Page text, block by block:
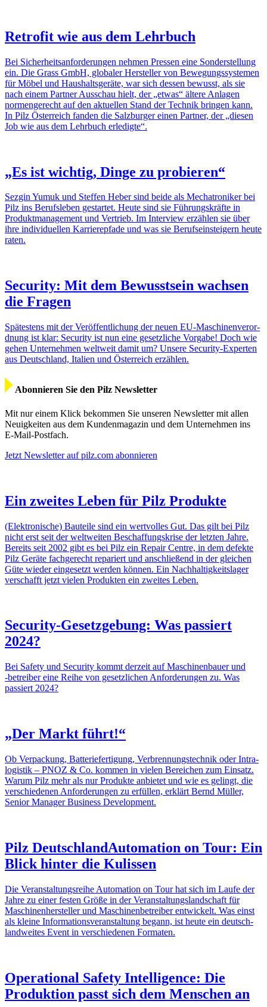
Retrofit wie aus dem Lehr­buch
Bei Sicher­heits­an­for­de­rungen nehmen Pressen eine Sonder­stel­lung
ein. Die Grass GmbH, globaler Hersteller von Bewe­gungs­sys­temen
für Möbel und Haus­halts­ge­räte, war sich dessen bewusst, als sie
nach einem Partner Ausschau hielt, der „etwas“ ältere Anlagen
normen­ge­recht auf den aktu­ellen Stand der Technik bringen kann.
In Pilz Öster­reich fanden die Salz­burger einen Partner, der „diesen
Job wie aus dem Lehr­buch erle­digte“.
„Es ist wichtig, Dinge zu probieren“
Sezgin Yumuk und Steffen Heber sind beide als Mecha­tro­niker bei
Pilz ins Berufs­leben gestartet. Heute sind sie Führungs­kräfte in
Produkt­ma­nage­ment und Vertrieb. Im Inter­view erzählen sie über
ihre indi­vi­du­ellen Karrie­re­pfade und was sie Berufs­ein­stei­gern heute
raten.
Security: Mit dem Bewusst­sein wachsen
die Fragen
Spätes­tens mit der Veröf­fent­li­chung der neuen EU-Maschi­­nen­­ver­­or­
d­­nung ist klar: Security ist nun eine gesetz­liche Vorgabe! Doch wie
gehen Unter­nehmen welt­weit damit um? Unsere Security-Experten
aus Deutsch­land, Italien und Öster­reich erzählen.
Abon­nieren Sie den Pilz News­letter
Mit nur einem Klick bekommen Sie unseren News­letter mit allen
Neuig­keiten aus dem Kunden­ma­gazin und dem Unter­nehmen ins
E‑Mail-Post­fach.
Jetzt News­letter auf pilz.com abon­nieren
Ein zweites Leben für Pilz Produkte
(Elek­tro­ni­sche) Bauteile sind ein wert­volles Gut. Das gilt bei Pilz
nicht erst seit der welt­weiten Beschaf­fungs­krise der letzten Jahre.
Bereits seit 2002 gibt es bei Pilz ein Repair Centre, in dem defekte
Pilz Geräte fach­ge­recht repa­riert und anschlie­ßend in der glei­chen
Güte wieder einge­setzt werden können. Ein Nach­hal­tig­keits­lager
verschafft jetzt vielen Produkten ein zweites Leben.
Security-Geset­z­­ge­­bung: Was passiert
2024?
Bei Safety und Security kommt derzeit auf Maschi­nen­bauer und
‑betreiber eine Reihe von gesetz­li­chen Anfor­de­rungen zu. Was
passiert 2024?
„Der Markt führt!“
Ob Verpa­ckung, Batte­rie­fer­ti­gung, Verbren­nungs­technik oder Intra­
lo­gistik – PNOZ & Co. kommen in vielen Berei­chen zum Einsatz.
Warum Pilz mehr als nur Produkte anbietet und wie es gelingt, die
verschie­denen Anfor­de­rungen zu erfüllen, erklärt Bernd Müller,
Senior Manager Busi­ness Deve­lo­p­ment.
Pilz Deutsch­landAuto­ma­tion on Tour: Ein
Blick hinter die Kulissen
Die Veran­stal­tungs­reihe Auto­ma­tion on Tour hat sich im Laufe der
Jahre zu einer festen Größe in der Veran­stal­tungs­land­schaft für
Maschi­nen­her­steller und Maschi­nen­be­treiber entwi­ckelt. Was einst
als kleine Infor­ma­ti­ons­ver­an­stal­tung begann, ist heute ein deutsch­
land­weites Event in verschie­denen Formaten.
Opera­tional Safety Intel­li­gence: Die
Produk­tion passt sich dem Menschen an